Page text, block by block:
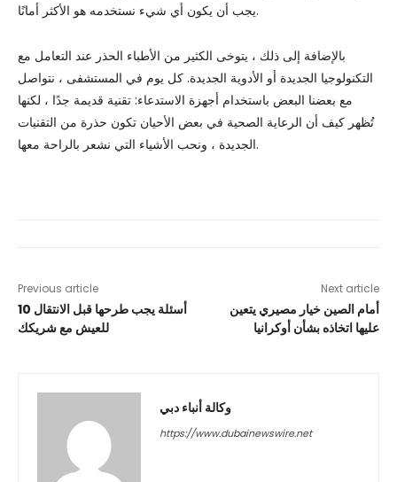
يجب أن يكون أي شيء نستخدمه هو الأكثر أمانًا.
بالإضافة إلى ذلك ، يتوخى الكثير من الأطباء الحذر عند التعامل مع
التكنولوجيا الجديدة أو الأدوية الجديدة. كل يوم في المستشفى ، نتواصل
مع بعضنا البعض باستخدام أجهزة الاستدعاء: تقنية قديمة جدًا ، لكنها
تُظهر كيف أن الرعاية الصحية في بعض الأحيان تكون حذرة من التقنيات
الجديدة ، ونحب الأشياء التي نشعر بالراحة معها.
Previous article
10 أسئلة يجب طرحها قبل الانتقال
للعيش مع شريكك
Next article
أمام الصين خيار مصيري يتعين
عليها اتخاذه بشأن أوكرانيا
وكالة أنباء دبي
https://www.dubainewswire.net